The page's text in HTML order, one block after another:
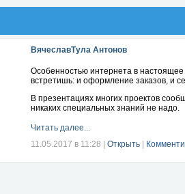
ВячеславТула Антонов
Особенностью интернета в
встретишь: и оформление заказов, и
В презентациях многих проектов
никаких специальных знаний не надо.
Читать далее...
11.05.2017 в 11:28
Открыть